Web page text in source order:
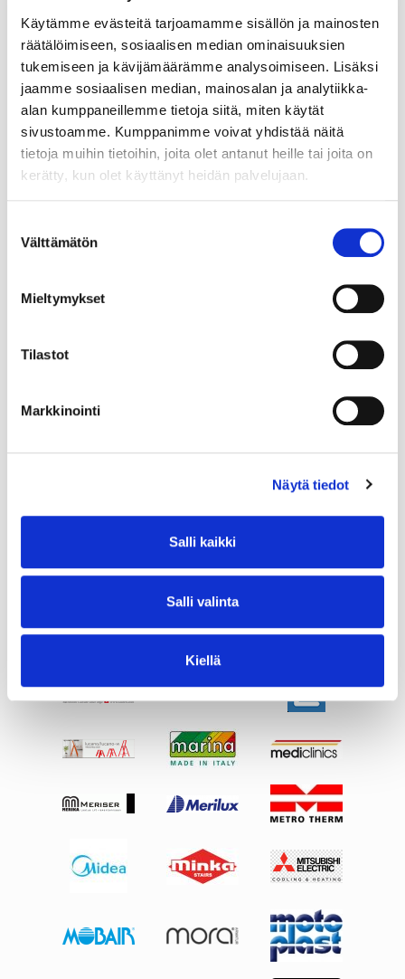
Käytämme evästeitä tarjoamamme sisällön ja mainosten
räätälöimiseen, sosiaalisen median ominaisuuksien
tukemiseen ja kävijämäärämme analysoimiseen. Lisäksi
jaamme sosiaalisen median, mainosalan ja analytiikka-
alan kumppaneillemme tietoja siitä, miten käytät
sivustoamme. Kumppanimme voivat yhdistää näitä
tietoja muihin tietoihin, joita olet antanut heille tai joita on
kerätty, kun olet käyttänyt heidän palvelujaan.
valinta
Välttämätön
Mieltymykset
Tilastot
Markkinointi
Näytä tiedot
Salli kaikki
Salli valinta
Kiellä